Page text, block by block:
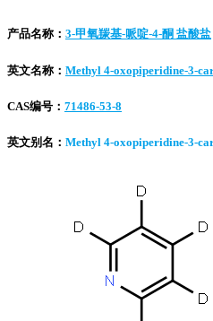
产品名称： 3-甲氧羰基-哌啶-4-酮 盐酸盐
英文名称： Methyl 4-oxopiperidine-3-
CAS编号： 71486-53-8
英文别名： Methyl 4-oxopiperidine-3-